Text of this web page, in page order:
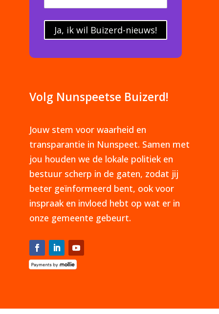
Ja, ik wil Buizerd-nieuws!
Volg Nunspeetse Buizerd!
Jouw stem voor waarheid en
transparantie in Nunspeet. Samen met
jou houden we de lokale politiek en
bestuur scherp in de gaten, zodat jij
beter geïnformeerd bent, ook voor
inspraak en invloed hebt op wat er in
onze gemeente gebeurt.